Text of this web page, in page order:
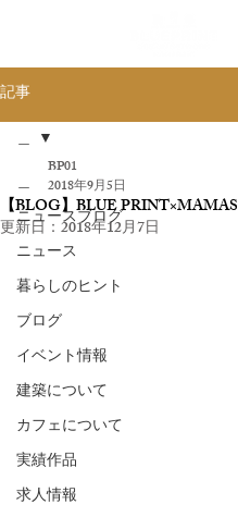
記事
＿
ニュースブログ
ニュース
暮らしのヒント
ブログ
イベント情報
建築について
カフェについて
実績作品
求人情報
＿
【BLOG】BLUE PRINT×MAMAS
BP01
2018年9月5日
更新日： 2018年12月7日